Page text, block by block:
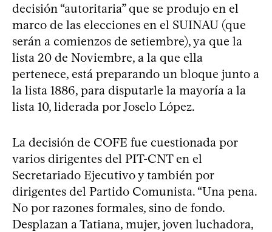
decisión “autoritaria” que se produjo en el
marco de las elecciones en el SUINAU (que
serán a comienzos de setiembre), ya que la
lista 20 de Noviembre, a la que ella
pertenece, está preparando un bloque junto a
la lista 1886, para disputarle la mayoría a la
lista 10, liderada por Joselo López.
La decisión de COFE fue cuestionada por
varios dirigentes del PIT-CNT en el
Secretariado Ejecutivo y también por
dirigentes del Partido Comunista. “Una pena.
No por razones formales, sino de fondo.
Desplazan a Tatiana, mujer, joven luchadora,